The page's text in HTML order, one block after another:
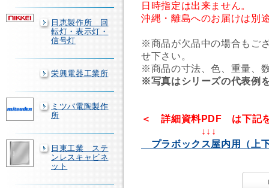
日恵製作所 回
転灯・表示灯・
信号灯
栄興電器工業所
ミツバ電陶製作
所
日東工業 ステ
ンレスキャビネ
ット
日時指定は出来ません。
沖縄・離島へのお届けは別
※商品が欠品中の場合もご
せ下さい。
※商品の寸法、色、重量、
※写真はシリーズの代表例
＜ 詳細資料PDF は下記
↓↓↓
プラボックス屋内用（